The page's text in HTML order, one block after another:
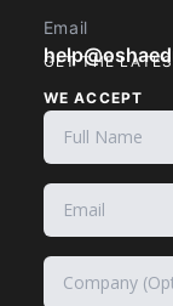
Email
WE ACCEPT
GET THE